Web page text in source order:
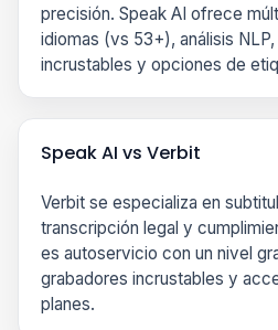
precisión. Speak AI ofrece
idiomas (vs 53+), análisis
incrustables y opciones de
Speak AI vs Verbit
Verbit se especializa en
transcripción legal y
es autoservicio con un nivel
grabadores incrustables y
planes.